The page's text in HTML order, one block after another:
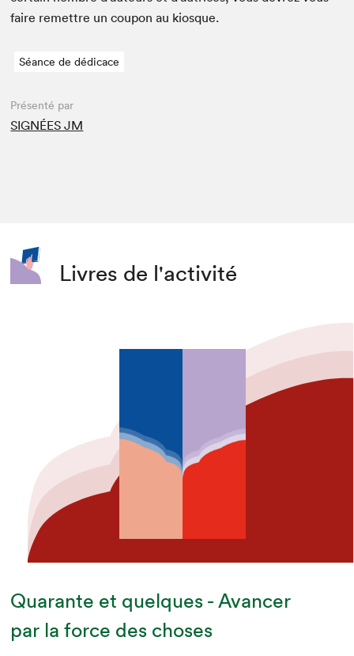
faire remet­tre un coupon au kiosque.
Séance de dédicace
Présenté par
SIGNÉES JM
Livres de l'activité
Quarante et quelques - Avancer
par la force des choses